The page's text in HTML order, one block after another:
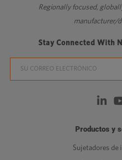
Regionally focused,
manufacturer/
Stay Connected With
Productos y
Sujetadores de